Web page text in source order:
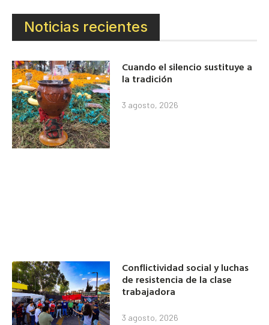
Noticias recientes
Cuando el silencio sustituye a
la tradición
3 agosto, 2026
Conflictividad social y luchas
de resistencia de la clase
trabajadora
3 agosto, 2026